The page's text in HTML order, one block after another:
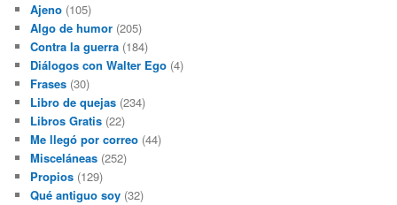
Ajeno (105)
Algo de humor (205)
Contra la guerra (184)
Diálogos con Walter Ego (4)
Frases (30)
Libro de quejas (234)
Libros Gratis (22)
Me llegó por correo (44)
Misceláneas (252)
Propios (129)
Qué antiguo soy (32)